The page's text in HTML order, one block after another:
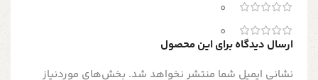
0
0
ارسال دیدگاه برای این محصول
نشانی ایمیل شما منتشر نخواهد شد. بخش‌های موردنیاز